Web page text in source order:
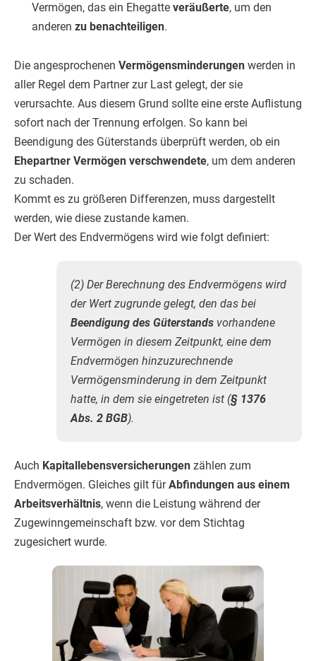
Vermögen, das ein Ehegatte veräußerte, um den
anderen zu benachteiligen.
Die angesprochenen Vermögensminderungen werden in
aller Regel dem Partner zur Last gelegt, der sie
verursachte. Aus diesem Grund sollte eine erste Auflistung
sofort nach der Trennung erfolgen. So kann bei
Beendigung des Güterstands überprüft werden, ob ein
Ehepartner Vermögen verschwendete, um dem anderen
zu schaden.
Kommt es zu größeren Differenzen, muss dargestellt
werden, wie diese zustande kamen.
Der Wert des Endvermögens wird wie folgt definiert:
(2) Der Berechnung des Endvermögens wird
der Wert zugrunde gelegt, den das bei
Beendigung des Güterstands vorhandene
Vermögen in diesem Zeitpunkt, eine dem
Endvermögen hinzuzurechnende
Vermögensminderung in dem Zeitpunkt
hatte, in dem sie eingetreten ist (§ 1376
Abs. 2 BGB).
Auch Kapitallebensversicherungen zählen zum
Endvermögen. Gleiches gilt fürAbfindungen aus einem
Arbeitsverhältnis, wenn die Leistung während der
Zugewinngemeinschaft bzw. vor dem Stichtag
zugesichert wurde.